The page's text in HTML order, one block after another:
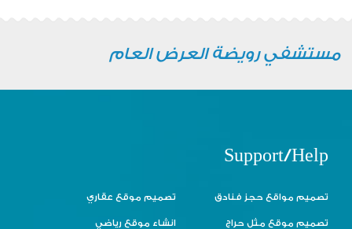
مستشفي رويضة العرض العام
Support/Help
تصميم مواقع حجز فنادق تصميم موقع عقاري
تصميم موقع مثل حراج انشاء موقع رياضي